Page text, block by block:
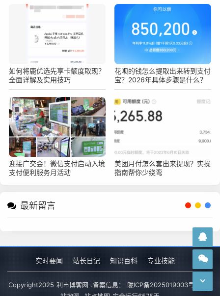
如何将鹿优选先享卡额度取现？
全面详解及实用技巧
花呗的钱怎么提取出来转到支付
宝？2026年具体步骤是什么？
迎接广交会！微信支付启动入境
支付便利服务月活动
美团月付怎么套出来提现？实操
指南帮你少绕弯
最新留言
实时要闻 站长日记 知识百科 专业技能
Copyright2025 利市博客网 .备案信息： 陇ICP备2025019003号-1